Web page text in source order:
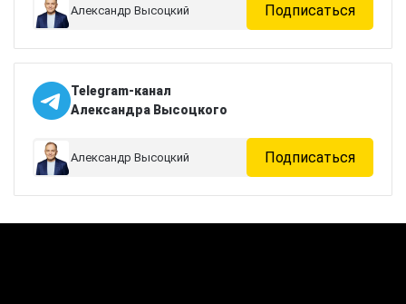
Александр Высоцкий Подписаться
Telegram-канал
Александра Высоцкого
Александр Высоцкий Подписаться